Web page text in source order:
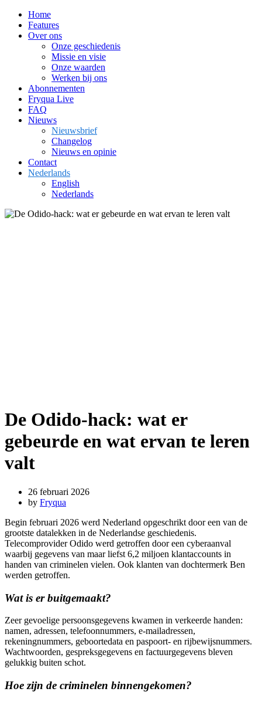
Home
Features
Over ons
Onze geschiedenis
Missie en visie
Onze waarden
Werken bij ons
Abonnementen
Fryqua Live
FAQ
Nieuws
Nieuwsbrief
Changelog
Nieuws en opinie
Contact
Nederlands
English
Nederlands
De Odido-hack: wat er
gebeurde en wat ervan te leren
valt
26 februari 2026
by Fryqua
Begin februari 2026 werd Nederland opgeschrikt door een van de
grootste datalekken in de Nederlandse geschiedenis.
Telecomprovider Odido werd getroffen door een cyberaanval
waarbij gegevens van maar liefst 6,2 miljoen klantaccounts in
handen van criminelen vielen. Ook klanten van dochtermerk Ben
werden getroffen.
Wat is er buitgemaakt?
Zeer gevoelige persoonsgegevens kwamen in verkeerde handen:
namen, adressen, telefoonnummers, e-mailadressen,
rekeningnummers, geboortedata en paspoort- en rijbewijsnummers.
Wachtwoorden, gespreksgegevens en factuurgegevens bleven
gelukkig buiten schot.
Hoe zijn de criminelen binnengekomen?